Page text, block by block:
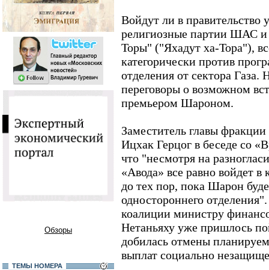
Обзоры
ТЕМЫ НОМЕРА
Войдут ли в правительство
религиозные партии ШАС
Торы" ("Яхадут ха-Тора"),
категорически против
отделения от сектора Газа.
переговоры о возможном
премьером Шароном.
Заместитель главы
Ицхак Герцог в беседе со
что "несмотря на
«Авода» все равно войдет
до тех пор, пока Шарон
одностороннего
коалиции министру
Нетаньяху уже пришлось
добилась отмены
выплат социально